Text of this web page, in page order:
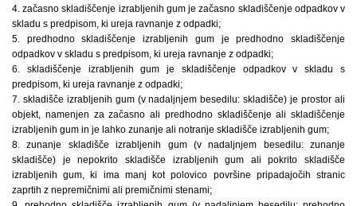
4. začasno skladiščenje izrabljenih gum je začasno skladiščenje odpadkov v
skladu s predpisom, ki ureja ravnanje z odpadki;
5. predhodno skladiščenje izrabljenih gum je predhodno skladiščenje
odpadkov v skladu s predpisom, ki ureja ravnanje z odpadki;
6. skladiščenje izrabljenih gum je skladiščenje odpadkov v skladu s
predpisom, ki ureja ravnanje z odpadki;
7. skladišče izrabljenih gum (v nadaljnjem besedilu: skladišče) je prostor ali
objekt, namenjen za začasno ali predhodno skladiščenje ali skladiščenje
izrabljenih gum in je lahko zunanje ali notranje skladišče izrabljenih gum;
8. zunanje skladišče izrabljenih gum (v nadaljnjem besedilu: zunanje
skladišče) je nepokrito skladišče izrabljenih gum ali pokrito skladišče
izrabljenih gum, ki ima manj kot polovico površine pripadajočih stranic
zaprtih z nepremičnimi ali premičnimi stenami;